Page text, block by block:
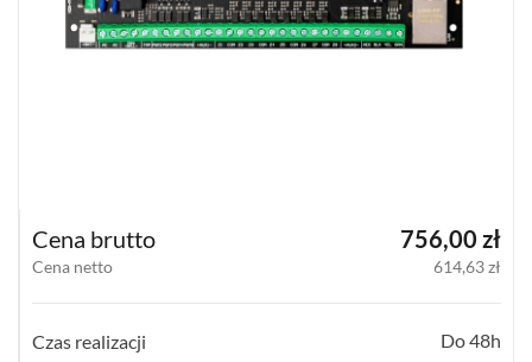
MICRA
(14)
DSC
Cena brutto 756,00 zł
Cena netto 614,63 zł
Czas realizacji
Do 48h